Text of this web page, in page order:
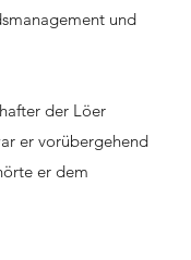
und
der Löer
er vorübergehend
er dem